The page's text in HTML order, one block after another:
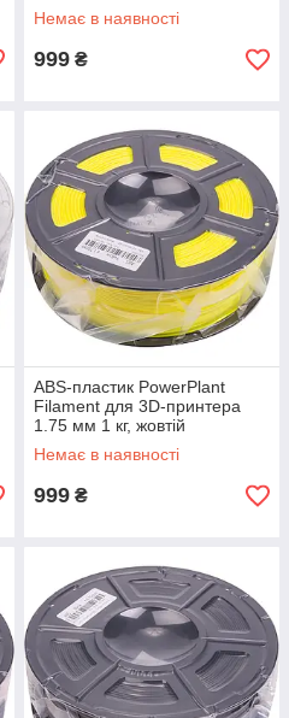
Немає в наявності
999 ₴
ABS-пластик PowerPlant
Filament для 3D-принтера
1.75 мм 1 кг, жовтій
Немає в наявності
999 ₴